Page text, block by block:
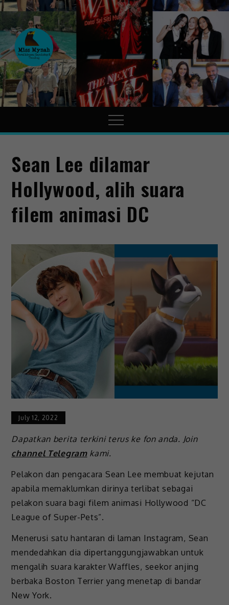
MissMynah
Portal Hiburan, Gaya Hidup
& Trending
Sean Lee dilamar
Hollywood, alih suara
filem animasi DC
July 12, 2022
Dapatkan berita terkini terus ke fon anda. Join
channel Telegramkami.
Pelakon dan pengacara Sean Lee membuat kejutan
apabila memaklumkan dirinya terlibat sebagai
pelakon suara bagi filem animasi Hollywood “DC
League of Super-Pets”.
Menerusi satu hantaran di laman Instagram, Sean
mendedahkan dia dipertanggungjawabkan untuk
mengalih suara karakter Waffles, seekor anjing
berbaka Boston Terrier yang menetap di bandar
New York.